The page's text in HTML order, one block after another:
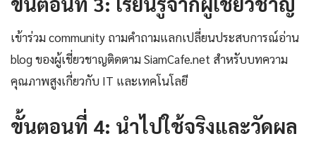
เข้าร่วม community ถามคำถามแลกเปลี่ยนประสบการณ์อ่าน
blog ของผู้เชี่ยวชาญติดตาม SiamCafe.net สำหรับบทความ
คุณภาพสูงเกี่ยวกับ IT และเทคโนโลยี
ขั้นตอนที่ 4: นำไปใช้จริงและวัดผล